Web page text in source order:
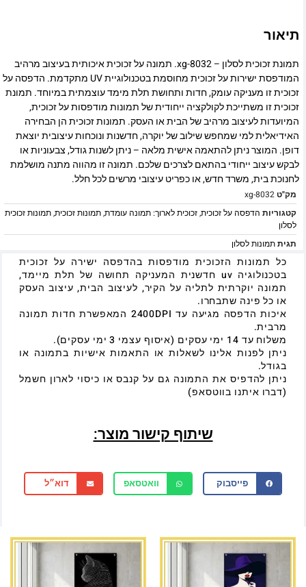
תיאור
תמונת זכוכית לסלון – xg-8032. תמונה על זכוכית איכותית בעיצוב מרהיב
המודפסת ישירות על זכוכית מחוסמת בטכנולוגיית UV מתקדמת. הדפסה על
זכוכית זו מעניקה עומק, חדות ותחושת תלת מימד עוצמתית במיוחד. תמונת
זכוכית זו משתייכת לקולקציה ייחודית של תמונות מודפסות על זכוכית,
המיועדות לעיצוב מרהיב של הבית או העסק. תמונות זכוכית הן הבחירה
האידיאלית למי שמחפש שילוב של יוקרה, חדשנות ונוכחות עיצובית יוצאת
דופן. המוצר ניתן להתאמה אישית מלאה – ניתן לשנות גודל, צבעוניות או
לבקש עיצוב ייחודי בהתאם לצרכים שלכם. תמונה זו מהווה מתנה מושלמת
לחנוכת בית, משרד חדש, או כפריט עיצובי מרשים לכל חלל.
מק"טxg-8032
קטגוריות הדפסה על זכוכית,זכוכית לארוך: תמונה עומדת,תמונות זכוכית,תמונות זכוכית
לסלון
תגיתתמונות לסלון
כל תמונות הזכוכית מודפסות בהדפסה ישירה על זכוכית
בטכנולוגיה uv חדשנית המעניקה תחושה של תלת מיימד,
תמונה יוקרתית לתליה על הקיר, לעיצוב הבית, עיצוב העסק
או כל פינה שתבחרו.
איכות הדפסה מגיעה עד 2400DPI המאפשרת חדות תמונה
מרבית.
משלוח עד 14 ימי עסקים (איסוף עצמי 3 ימי עסקים).
ניתן לפנות אלינו לשאלות או התאמות אישיות בתמונה או
בגודל.
ניתן להדפיס את התמונה גם על קנבס או כיסוי לארון חשמל
(דברו איתנו בווטסאפ)
שיתוף קישור מוצר:
פייסבוק וואטסאפ דוא״ל